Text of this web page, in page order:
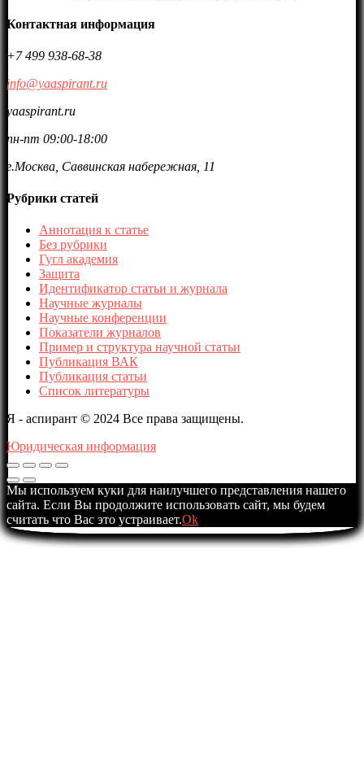
Контактная информация
+7 499 938-68-38
info@yaaspirant.ru
yaaspirant.ru
пн-пт 09:00-18:00
г.Москва, Саввинская набережная, 11
Рубрики статей
Аннотация к статье
Без рубрики
Гугл академия
Защита
Идентификатор статьи и журнала
Научные журналы
Научные конференции
Показатели журналов
Пример и структура научной статьи
Публикация ВАК
Публикация статьи
Список литературы
Я - аспирант © 2024 Все права защищены.
Юридическая информация
Мы используем куки для наилучшего представления нашего
сайта. Если Вы продолжите использовать сайт, мы будем
считать что Вас это устраивает.Ok